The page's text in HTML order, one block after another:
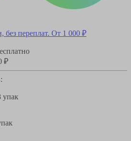
без переплат. От 1 000 ₽
₽
упак